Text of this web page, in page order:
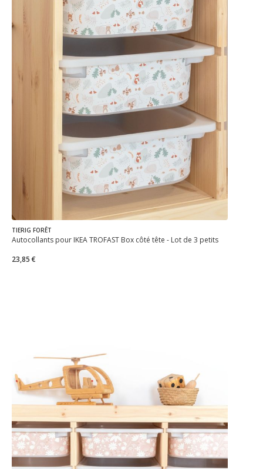
TIERIG FORÊT
Autocollants pour IKEA TROFAST Box côté tête - Lot de 3 petits
23,85 €